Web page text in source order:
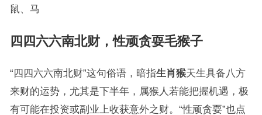
鼠、马
四四六六南北财，性顽贪耍毛猴子
“四四六六南北财”这句俗语，暗指生肖猴天生具备八方
来财的运势，尤其是下半年，属猴人若能把握机遇，极
有可能在投资或副业上收获意外之财。“性顽贪耍”也点